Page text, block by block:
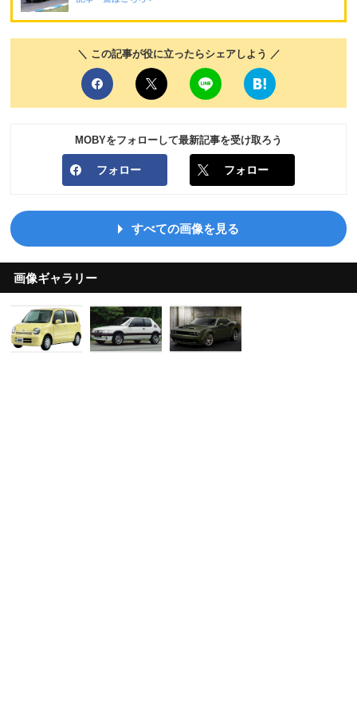
＼ この記事が役に立ったらシェアしよう ／
MOBYをフォローして最新記事を受け取ろう
フォロー フォロー
すべての画像を見る
画像ギャラリー